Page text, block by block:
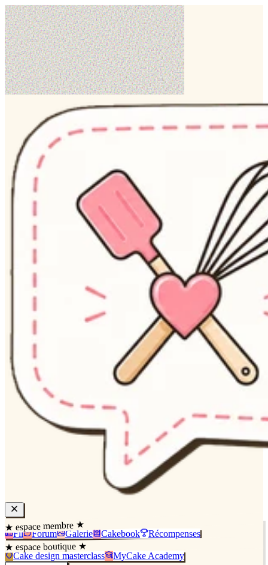
★ espace membre ★
Fil Forum Galerie Cakebook Récompenses
★ espace boutique ★
Cake design masterclass MyCake Academy